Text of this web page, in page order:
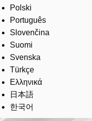
Polski
Português
Slovenčina
Suomi
Svenska
Türkçe
Ελληνικά
日本語
한국어